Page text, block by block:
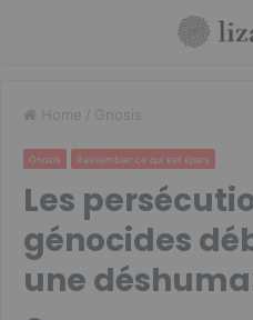
Home / Gnosis
Gnosis Rassembler ce qui est épars
Les
génocides
une